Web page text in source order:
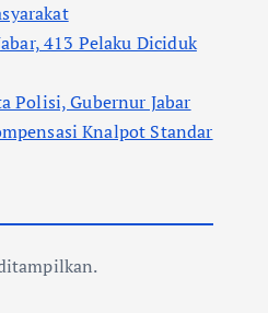
413 Pelaku Diciduk
Polisi, Gubernur Jabar
Knalpot Standar